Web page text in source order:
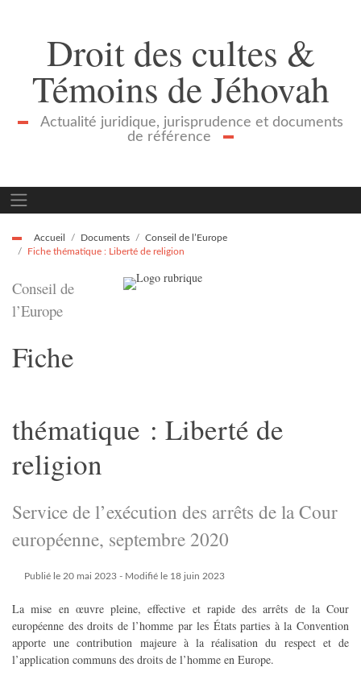
Droit des cultes &
Témoins de Jéhovah
Actualité juridique, jurisprudence et documents
de référence
Accueil Documents
Conseil de l’Europe
Fiche thématique : Liberté de religion
Conseil de
l’Europe
Fiche
thématique : Liberté de
religion
Service de l’exécution des arrêts de la Cour
européenne, septembre 2020
Publié le 20 mai 2023- Modifié le 18 juin 2023
La mise en œuvre pleine, effective et rapide des arrêts de la Cour
européenne des droits de l’homme par les États parties à la Convention
apporte une contribution majeure à la réalisation du respect et de
l’application communs des droits de l’homme en Europe.